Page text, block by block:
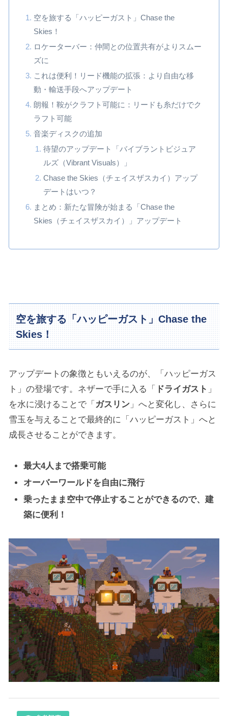
空を旅する「ハッピーガスト」Chase the
Skies！
ロケーターバー：仲間との位置共有がよりスムー
ズに
これは便利！リード機能の拡張：より自由な移
動・輸送手段へアップデート
朗報！鞍がクラフト可能に：リードも糸だけでク
ラフト可能
音楽ディスクの追加
待望のアップデート「バイブラントビジュア
ルズ（Vibrant Visuals）」
Chase the Skies（チェイスザスカイ）アップ
デートはいつ？
まとめ：新たな冒険が始まる「Chase the
Skies（チェイスザスカイ）」アップデート
空を旅する「ハッピーガスト」Chase the
Skies！
アップデートの象徴ともいえるのが、「ハッピーガス
ト」の登場です。ネザーで手に入る「
ドライガスト 」
を水に浸けることで「 ガスリン 」へと変化し、さらに
雪玉を与えることで最終的に「ハッピーガスト」へと
成長させることができます。
最大4人まで搭乗可能
オーバーワールドを自由に飛行
乗ったまま空中で停止することができるので、建
築に便利！